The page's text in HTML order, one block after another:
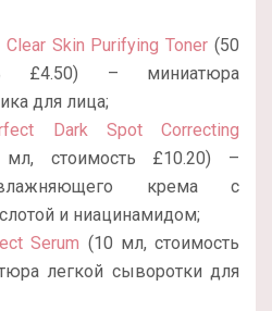
Clear Skin Purifying Toner (50
£4.50) – миниатюра
для лица;
Dark Spot Correcting
стоимость £10.20) –
крема с
и ниацинамидом;
Serum (10 мл, стоимость
легкой сыворотки для